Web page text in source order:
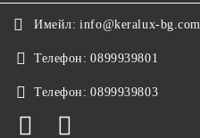
Имейл: info@keralux-bg.com
Телефон: 0899939801
Телефон: 0899939803